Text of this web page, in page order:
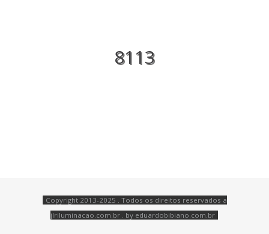
8113
Copyright 2013-2025 . Todos os direitos reservados a
jlriluminacao.com.br . by eduardobibiano.com.br